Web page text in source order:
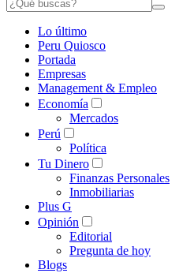
Lo último
Peru Quiosco
Portada
Empresas
Management & Empleo
Economía
Mercados
Perú
Política
Tu Dinero
Finanzas Personales
Inmobiliarias
Plus G
Opinión
Editorial
Pregunta de hoy
Blogs